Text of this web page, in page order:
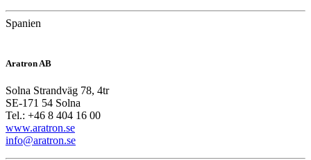
Spanien
Aratron AB
Solna Strandväg 78, 4tr
SE-171 54 Solna
Tel.: +46 8 404 16 00
www.aratron.se
info@aratron.se